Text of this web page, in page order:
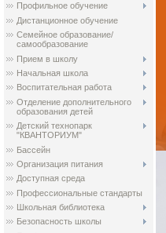
Профильное обучение
Дистанционное обучение
Семейное образование/
самообразование
Прием в школу
Начальная школа
Воспитательная работа
Отделение дополнительного
образования детей
Детский технопарк
"КВАНТОРИУМ"
Бассейн
Организация питания
Доступная среда
Профессиональные стандарты
Школьная библиотека
Безопасность школы